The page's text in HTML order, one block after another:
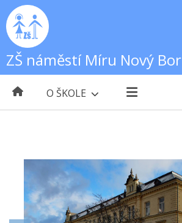
ZŠ náměstí Míru Nový Bor
O ŠKOLE